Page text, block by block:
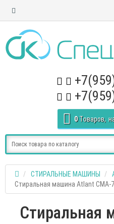
0 Tоваров,
СТИРАЛЬНЫЕ МАШИНЫ
Стиральная машина Atlant СМА-
Стиральная